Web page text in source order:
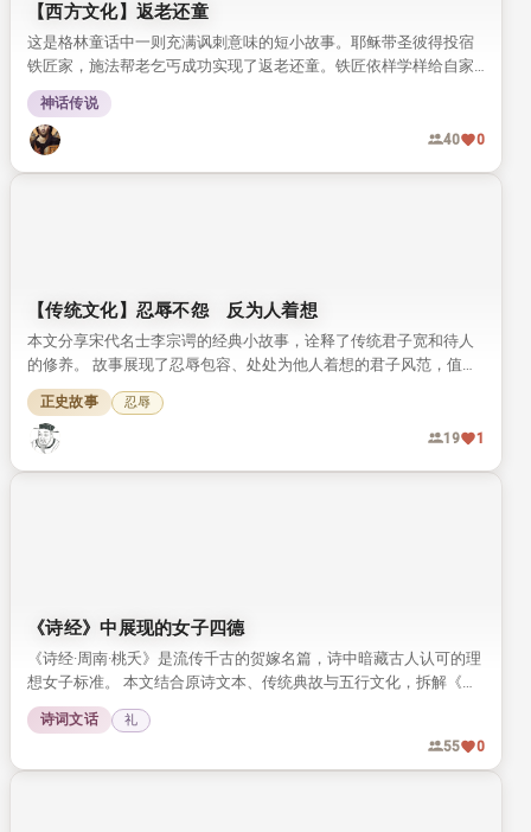
【西方文化】返老还童
这是格林童话中一则充满讽刺意味的短小故事。耶稣带圣彼得投宿
铁匠家，施法帮老乞丐成功实现了返老还童。铁匠依样学样给自家
岳母改造，结果闹出了完全失控的乱子。
神话传说
40 0
【传统文化】忍辱不怨 反为人着想
本文分享宋代名士李宗谔的经典小故事，诠释了传统君子宽和待人
的修养。 故事展现了忍辱包容、处处为他人着想的君子风范，值得
我们细细品读。
正史故事 忍辱
19 1
《诗经》中展现的女子四德
《诗经·周南·桃夭》是流传千古的贺嫁名篇，诗中暗藏古人认可的理
想女子标准。 本文结合原诗文本、传统典故与五行文化，拆解《桃
夭》中提到的女子四德内涵，带你读懂传统婚恋文化中的女性品德
要求。
诗词文话 礼
55 0